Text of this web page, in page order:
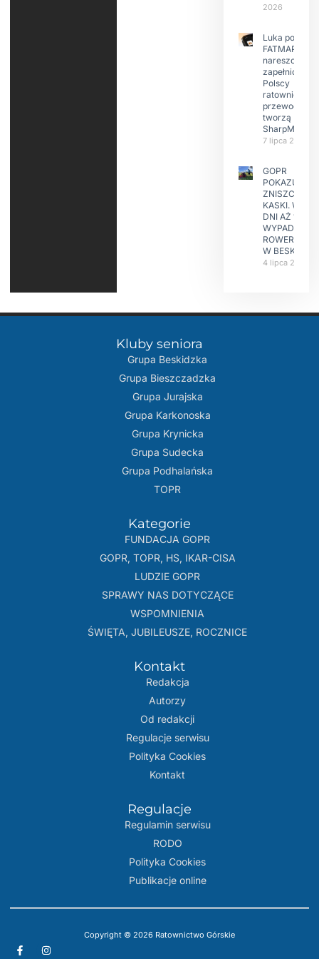
2026
Luka po
FATMAP-ie
nareszcie
zapełniona?
Polscy
ratownicy i
przewodnicy
tworzą
SharpMap
7 lipca 2026
GOPR
POKAZUJE
ZNISZCZONE
KASKI. W
DNI AŻ 15
WYPADKÓW
W
4 lipca 2026
Kluby seniora
Grupa Beskidzka​
Grupa Bieszczadzka
Grupa Jurajska
Grupa Karkonoska
Grupa Krynicka
Grupa Sudecka
Grupa Podhalańska
TOPR
Kategorie
FUNDACJA GOPR
GOPR, TOPR, HS, IKAR-CISA
LUDZIE GOPR
SPRAWY NAS DOTYCZĄCE
WSPOMNIENIA
ŚWIĘTA, JUBILEUSZE, ROCZNICE
Kontakt
Redakcja
Autorzy
Od redakcji
Regulacje serwisu
Polityka Cookies
Kontakt
Regulacje
Regulamin serwisu
RODO
Polityka Cookies
Publikacje online
Copyright © 2026 Ratownictwo Górskie